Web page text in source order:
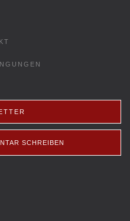
SCHREIBEN